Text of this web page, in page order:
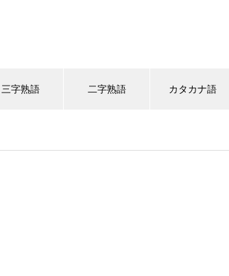
三字熟語 二字熟語 カタカナ語